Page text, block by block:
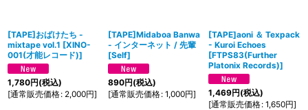
[TAPE]おばけたち -
mixtape vol.1 [XINO-
001(才能レコード)]
1,780円(税込)
[通常販売価格: 2,000円]
[TAPE]Midaboa Banwa
- インターネット / 先輩
[Self]
890円(税込)
[通常販売価格: 1,000円]
[TAPE]aoni ＆ Texpack
- Kuroi Echoes
[FTPS83(Further
Platonix Records)]
1,469円(税込)
[通常販売価格: 1,650円]